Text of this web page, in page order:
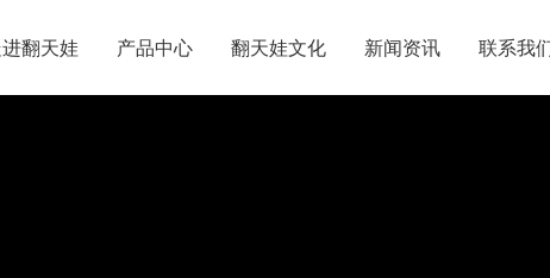
翻天娃 产品中心 翻天娃文化 新闻资讯 联系我